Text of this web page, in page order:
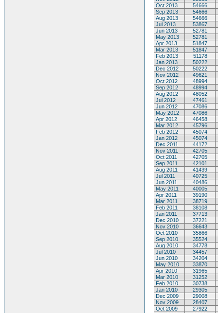
Oct 2013
54666
Sep 2013
54666
Aug 2013
54666
Jul 2013
53867
Jun 2013
52781
May 2013
52781
Apr 2013
51847
Mar 2013
51847
Feb 2013
51178
Jan 2013
50222
Dec 2012
50222
Nov 2012
49621
Oct 2012
48994
Sep 2012
48994
Aug 2012
48052
Jul 2012
47461
Jun 2012
47086
May 2012
47086
Apr 2012
46458
Mar 2012
45796
Feb 2012
45074
Jan 2012
45074
Dec 2011
44172
Nov 2011
42705
Oct 2011
42705
Sep 2011
42101
Aug 2011
41439
Jul 2011
40725
Jun 2011
40486
May 2011
40005
Apr 2011
39190
Mar 2011
38719
Feb 2011
38108
Jan 2011
37713
Dec 2010
37221
Nov 2010
36643
Oct 2010
35866
Sep 2010
35524
Aug 2010
34778
Jul 2010
34457
Jun 2010
34204
May 2010
33870
Apr 2010
31965
Mar 2010
31252
Feb 2010
30738
Jan 2010
29305
Dec 2009
29008
Nov 2009
28407
Oct 2009
27922